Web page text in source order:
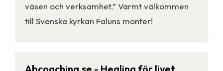
väsen och verksamhet.” Varmt välkommen
till Svenska kyrkan Faluns monter!